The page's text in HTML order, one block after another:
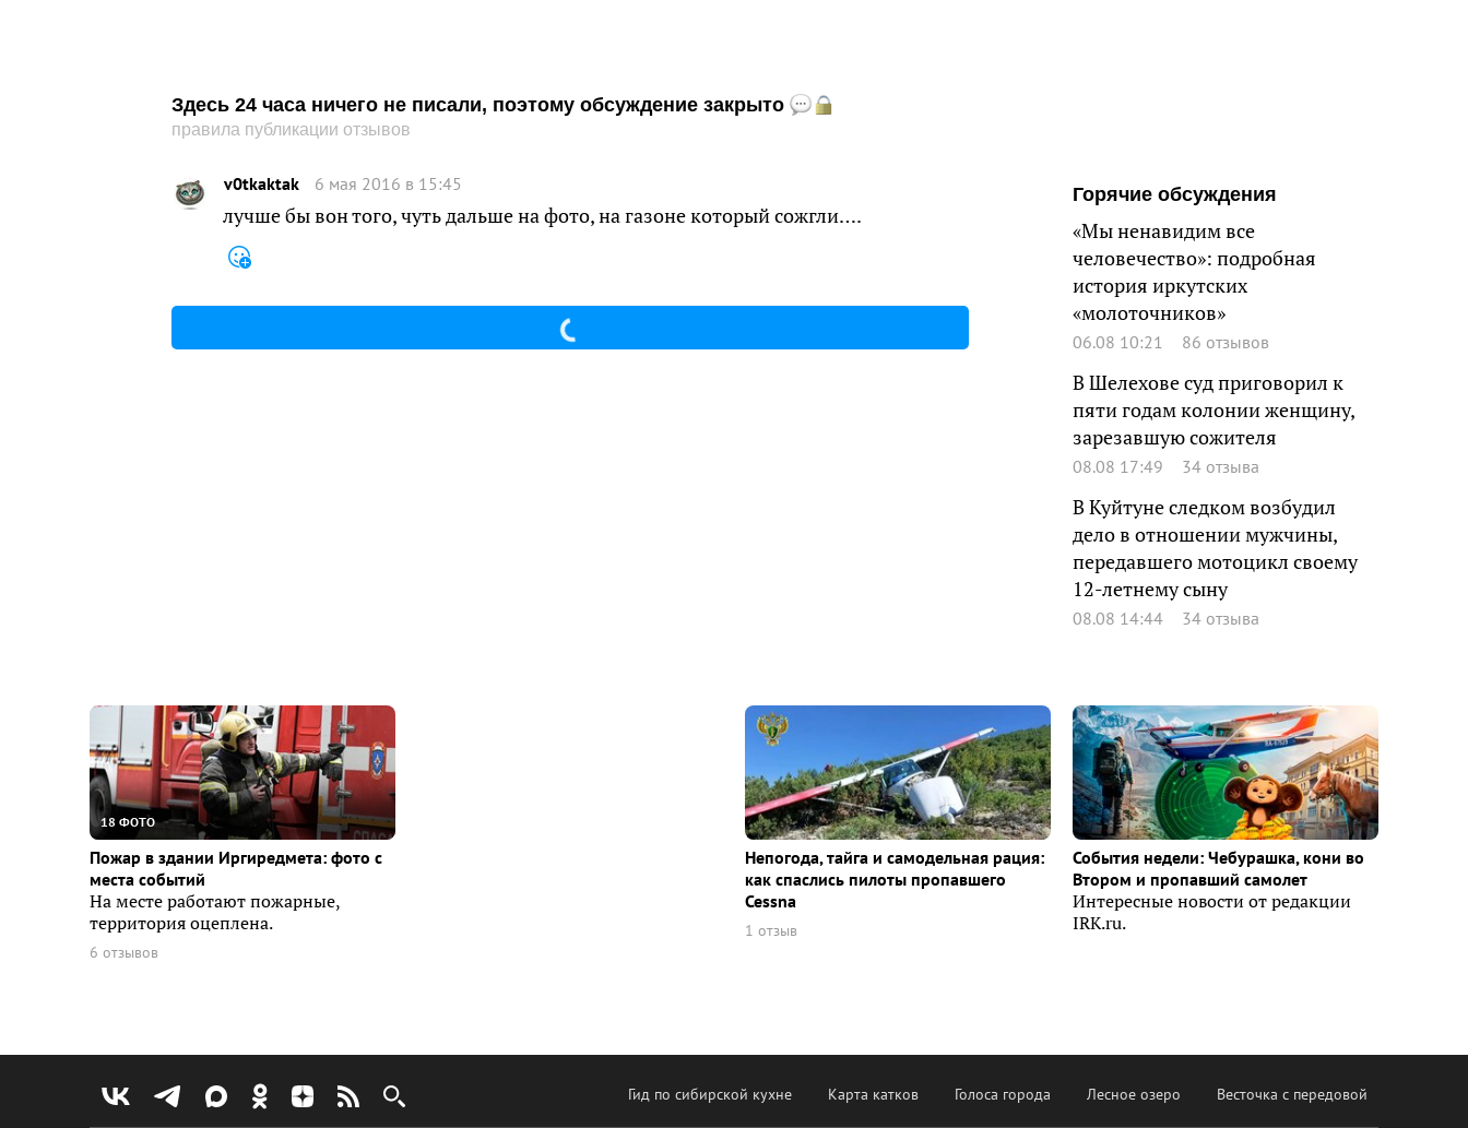
Здесь 24 часа ничего не писали, поэтому обсуждение закрыто
правила публикации отзывов
v0tkaktak 6 мая 2016 в 15:45
лучше бы вон того, чуть дальше на фото, на газоне который сожгли….
Горячие обсуждения
«Мы ненавидим все
человечество»: подробная
история иркутских
«молоточников»
06.08 10:21 86 отзывов
В Шелехове суд приговорил к
пяти годам колонии женщину,
зарезавшую сожителя
08.08 17:49 34 отзыва
В Куйтуне следком возбудил
дело в отношении мужчины,
передавшего мотоцикл своему
12-летнему сыну
08.08 14:44 34 отзыва
18 ФОТО
Пожар в здании Иргиредмета: фото с
места событий
На месте работают пожарные,
территория оцеплена.
6 отзывов
Непогода, тайга и самодельная рация:
как спаслись пилоты пропавшего
Cessna
1 отзыв
События недели: Чебурашка, кони во
Втором и пропавший самолет
Интересные новости от редакции
IRK.ru.
Гид по сибирской кухне Карта катков Голоса города Лесное озеро Весточка с передовой